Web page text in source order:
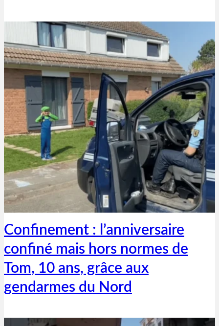
Thibaut Parent
9 mai 2020
Confinement : l’anniversaire
confiné mais hors normes de
Tom, 10 ans, grâce aux
gendarmes du Nord